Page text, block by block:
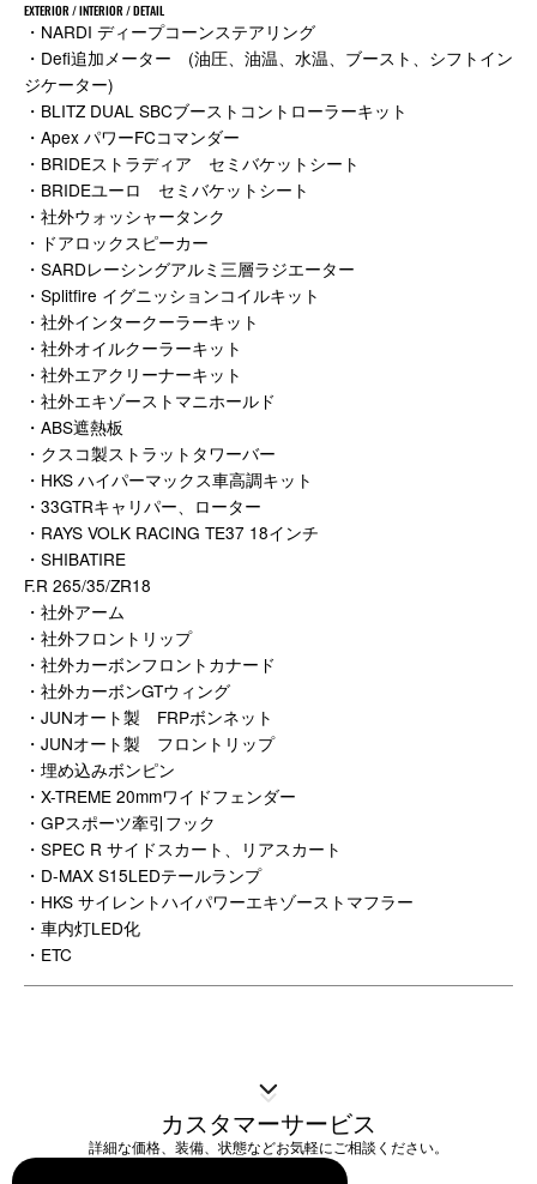
EXTERIOR / INTERIOR / DETAIL
・NARDI ディープコーンステアリング
・Defi追加メーター (油圧、油温、水温、ブースト、シフトイン
ジケーター)
・BLITZ DUAL SBCブーストコントローラーキット
・Apex パワーFCコマンダー
・BRIDEストラディア セミバケットシート
・BRIDEユーロ セミバケットシート
・社外ウォッシャータンク
・ドアロックスピーカー
・SARDレーシングアルミ三層ラジエーター
・Splitfire イグニッションコイルキット
・社外インタークーラーキット
・社外オイルクーラーキット
・社外エアクリーナーキット
・社外エキゾーストマニホールド
・ABS遮熱板
・クスコ製ストラットタワーバー
・HKS ハイパーマックス車高調キット
・33GTRキャリパー、ローター
・RAYS VOLK RACING TE37 18インチ
・SHIBATIRE
F.R 265/35/ZR18
・社外アーム
・社外フロントリップ
・社外カーボンフロントカナード
・社外カーボンGTウィング
・JUNオート製 FRPボンネット
・JUNオート製 フロントリップ
・埋め込みボンピン
・X-TREME 20mmワイドフェンダー
・GPスポーツ牽引フック
・SPEC R サイドスカート、リアスカート
・D-MAX S15LEDテールランプ
・HKS サイレントハイパワーエキゾーストマフラー
・車内灯LED化
・ETC
カスタマーサービス
詳細な価格、装備、状態などお気軽にご相談ください。